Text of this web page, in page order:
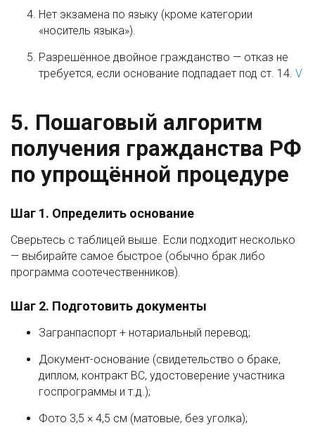
Нет экзамена по языку (кроме категории
«носитель языка»).
Разрешённое двойное гражданство — отказ не
требуется, если основание подпадает под ст. 14. V
5. Пошаговый алгоритм
получения гражданства РФ
по упрощённой процедуре
Шаг 1. Определить основание
Сверьтесь с таблицей выше. Если подходит несколько
— выбирайте самое быстрое (обычно брак либо
программа соотечественников).
Шаг 2. Подготовить документы
Загранпаспорт + нотариальный перевод;
Документ-основание (свидетельство о браке,
диплом, контракт ВС, удостоверение участника
госпрограммы и т.д.);
Фото 3,5 × 4,5 см (матовые, без уголка);